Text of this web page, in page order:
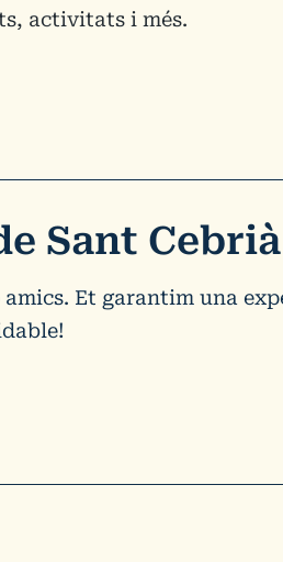
activitats i més.
Sant Cebrià
Et garantim una